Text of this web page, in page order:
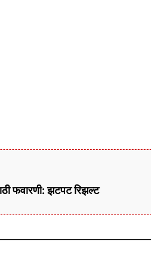
फवारणी: झटपट रिझल्ट